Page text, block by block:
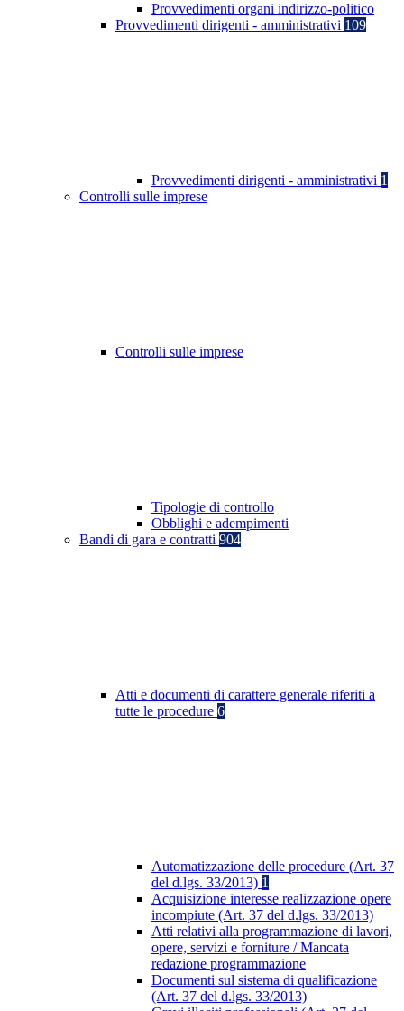
Provvedimenti organi indirizzo-politico
Provvedimenti dirigenti - amministrativi 109
Provvedimenti dirigenti - amministrativi 1
Controlli sulle imprese
Controlli sulle imprese
Tipologie di controllo
Obblighi e adempimenti
Bandi di gara e contratti 904
Atti e documenti di carattere generale riferiti a
tutte le procedure 6
Automatizzazione delle procedure (Art. 37
del d.lgs. 33/2013) 1
Acquisizione interesse realizzazione opere
incompiute (Art. 37 del d.lgs. 33/2013)
Atti relativi alla programmazione di lavori,
opere, servizi e forniture / Mancata
redazione programmazione
Documenti sul sistema di qualificazione
(Art. 37 del d.lgs. 33/2013)